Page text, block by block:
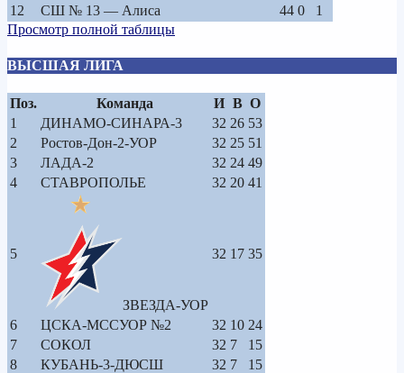
12
СШ № 13 — Алиса 44 0
1
Просмотр полной таблицы
ВЫСШАЯ ЛИГА
Поз. Команда И В О
1
ДИНАМО-СИНАРА-3 32 26 53
2
Ростов-Дон-2-УОР 32 25 51
3
ЛАДА-2 32 24 49
4
СТАВРОПОЛЬЕ 32 20 41
5
ЗВЕЗДА-УОР
32 17 35
6 ЦСКА-МССУОР №2 32 10 24
7
СОКОЛ 32 7
15
8
КУБАНЬ-3-ДЮСШ 32 7
15